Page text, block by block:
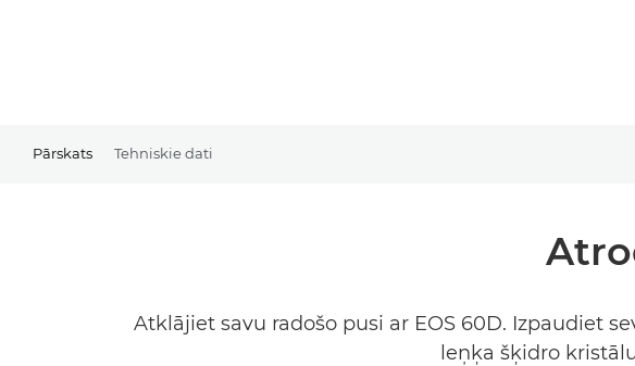
Pārskats Tehniskie dati
Atklājiet savu radošo pusi ar EOS 60D. Izpaudiet
leņķa šķidro